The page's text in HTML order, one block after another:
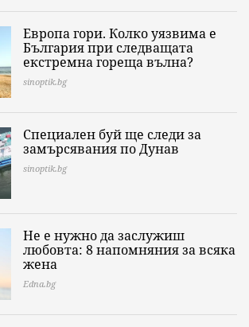
Европа гори. Колко уязвима е
България при следващата
екстремна гореща вълна?
sinoptik.bg
Специален буй ще следи за
замърсявания по Дунав
sinoptik.bg
Не е нужно да заслужиш
любовта: 8 напомняния за всяка
жена
Edna.bg